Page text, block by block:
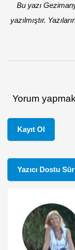
Bu yazı
yazılmıştır.
Yorum
Kayıt Ol
Yazıcı Dostu